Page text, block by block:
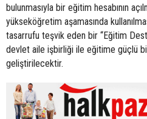
bulunmasıyla bir eğitim hesabının
yükseköğretim aşamasında
tasarrufu teşvik eden bir “Eğitim
devlet aile işbirliği ile eğitime güçlü
geliştirilecektir.